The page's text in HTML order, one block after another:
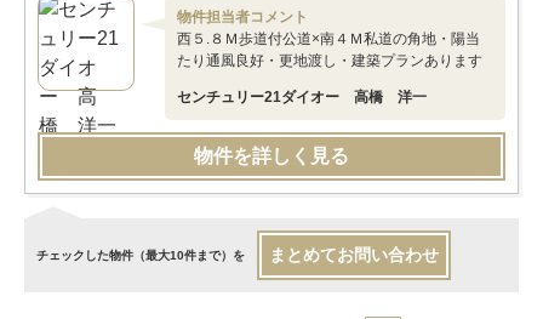
物件担当者コメント
西５.８Ｍ歩道付公道×南４Ｍ私道の角地・陽当
たり通風良好・更地渡し・建築プランあります
センチュリー21ダイオー 高橋 洋一
物件を詳しく見る
チェックした物件（最大10件まで）を まとめてお問い合わせ